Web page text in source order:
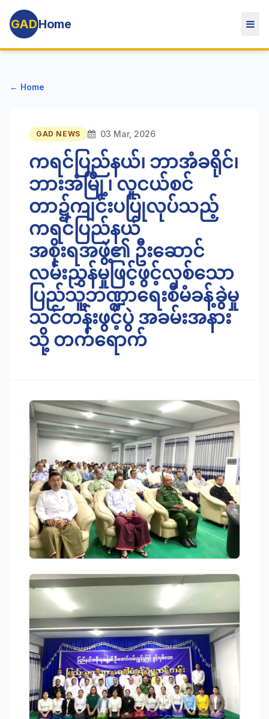
GADHome
← Home
GAD NEWS 03 Mar, 2026
ကရင်ပြည်နယ်၊ ဘာအံခရိုင်၊
ဘားအံမြို့၊ လူငယ်စင်
တာ၌ကျင်းပပြုလုပ်သည့်
ကရင်ပြည်နယ်
အစိုးရအဖွဲ့၏ ဦးဆောင်
လမ်းညွှန်မှုဖြင့်ဖွင့်လှစ်သော
ပြည်သူ့ဘဏ္ဍာရေးစီမံခန့်ခွဲမှု
သင်တန်းဖွင့်ပွဲ အခမ်းအနား
သို့ တက်ရောက်